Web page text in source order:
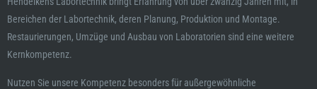
Bereichen der Labortechnik, deren Planung, Produktion und Montage.
Restaurierungen, Umzüge und Ausbau von Laboratorien sind eine weitere
Kernkompetenz.
Nutzen Sie unsere Kompetenz besonders für außergewöhnliche